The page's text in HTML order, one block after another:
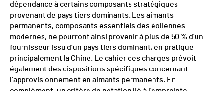
dépendance à certains composants stratégiques
provenant de pays tiers dominants. Les aimants
permanents, composants essentiels des éoliennes
modernes, ne pourront ainsi provenir à plus de 50 % d’un
fournisseur issu d’un pays tiers dominant, en pratique
principalement la Chine. Le cahier des charges prévoit
également des dispositions spécifiques concernant
l’approvisionnement en aimants permanents. En